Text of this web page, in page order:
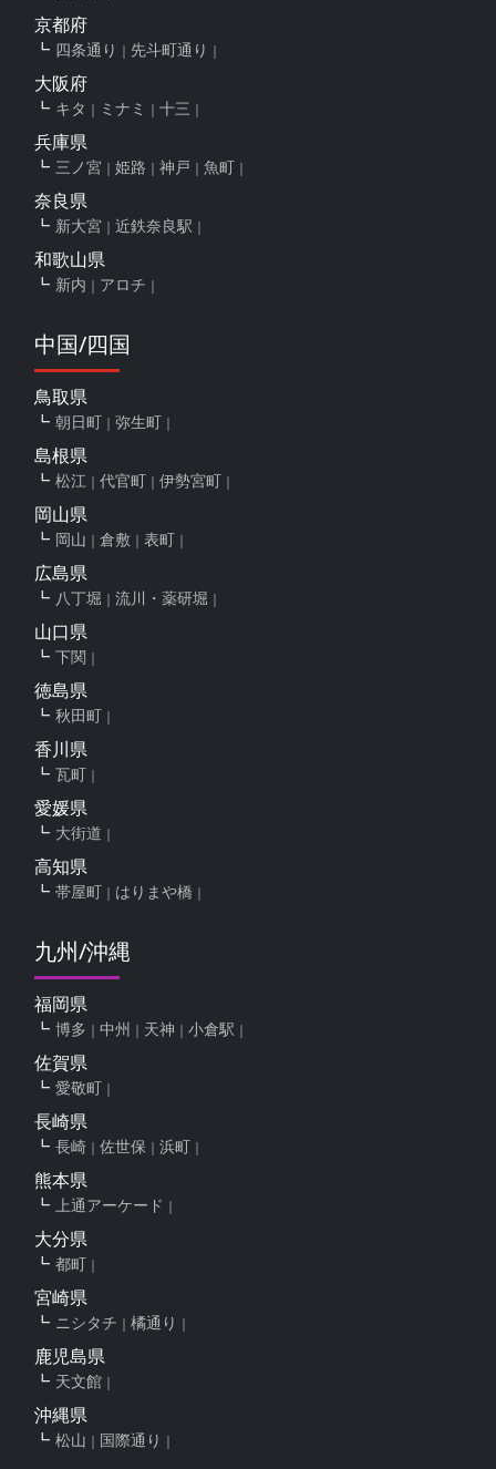
京都府
四条通り 先斗町通り
大阪府
キタ ミナミ 十三
兵庫県
三ノ宮 姫路 神戸 魚町
奈良県
新大宮 近鉄奈良駅
和歌山県
新内 アロチ
中国/四国
鳥取県
朝日町 弥生町
島根県
松江 代官町 伊勢宮町
岡山県
岡山 倉敷 表町
広島県
八丁堀 流川・薬研堀
山口県
下関
徳島県
秋田町
香川県
瓦町
愛媛県
大街道
高知県
帯屋町 はりまや橋
九州/沖縄
福岡県
博多 中州 天神 小倉駅
佐賀県
愛敬町
長崎県
長崎 佐世保 浜町
熊本県
上通アーケード
大分県
都町
宮崎県
ニシタチ 橘通り
鹿児島県
天文館
沖縄県
松山 国際通り